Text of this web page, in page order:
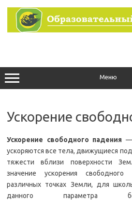
содержимому
Меню
Ускорение
Ускорение свободного падения —
ускоряются все тела, движущиеся
тяжести вблизи поверхности
значение ускорения
различных точках Земли, для
данного параметра